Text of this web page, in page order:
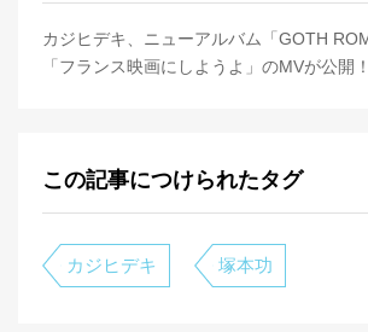
カジヒデキ、ニューアルバム「GOTH
「フランス映画にしようよ」のMVが公開
この記事につけられたタグ
カジヒデキ 塚本功